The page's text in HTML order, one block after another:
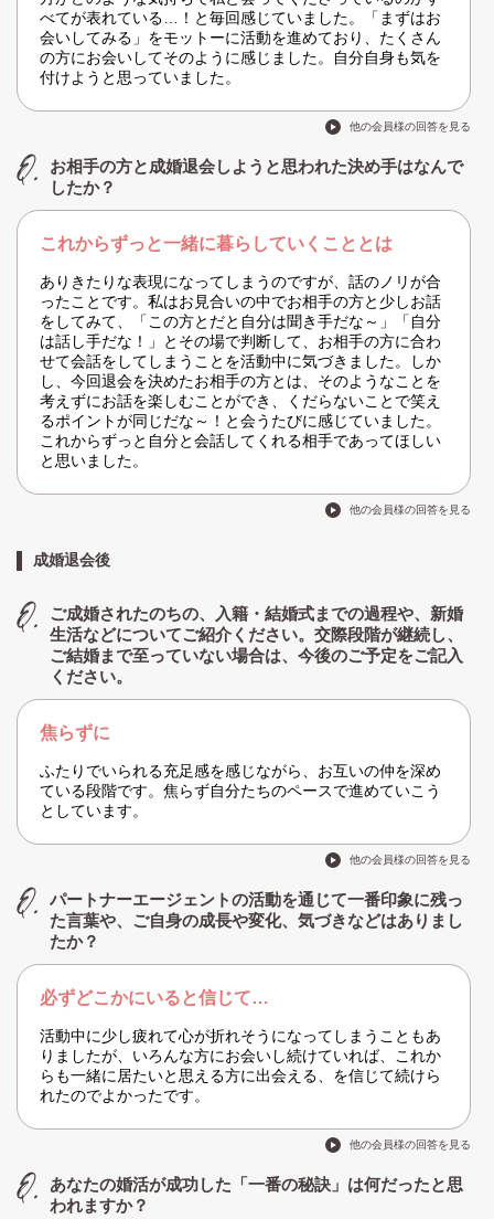
べてが表れている…！と毎回感じていました。「まずはお
会いしてみる」をモットーに活動を進めており、たくさん
の方にお会いしてそのように感じました。自分自身も気を
付けようと思っていました。
他の会員様の回答を見る
お相手の方と成婚退会しようと思われた決め手はなんで
したか？
これからずっと一緒に暮らしていくこととは
ありきたりな表現になってしまうのですが、話のノリが合
ったことです。私はお見合いの中でお相手の方と少しお話
をしてみて、「この方とだと自分は聞き手だな～」「自分
は話し手だな！」とその場で判断して、お相手の方に合わ
せて会話をしてしまうことを活動中に気づきました。しか
し、今回退会を決めたお相手の方とは、そのようなことを
考えずにお話を楽しむことができ、くだらないことで笑え
るポイントが同じだな～！と会うたびに感じていました。
これからずっと自分と会話してくれる相手であってほしい
と思いました。
他の会員様の回答を見る
成婚退会後
ご成婚されたのちの、入籍・結婚式までの過程や、新婚
生活などについてご紹介ください。交際段階が継続し、
ご結婚まで至っていない場合は、今後のご予定をご記入
ください。
焦らずに
ふたりでいられる充足感を感じながら、お互いの仲を深め
ている段階です。焦らず自分たちのペースで進めていこう
としています。
他の会員様の回答を見る
パートナーエージェントの活動を通じて一番印象に残っ
た言葉や、ご自身の成長や変化、気づきなどはありまし
たか？
必ずどこかにいると信じて…
活動中に少し疲れて心が折れそうになってしまうこともあ
りましたが、いろんな方にお会いし続けていれば、これか
らも一緒に居たいと思える方に出会える、を信じて続けら
れたのでよかったです。
他の会員様の回答を見る
あなたの婚活が成功した「一番の秘訣」は何だったと思
われますか？